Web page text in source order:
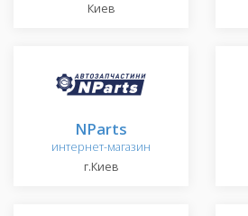
Киев
NParts
интернет-магазин
г.Киев